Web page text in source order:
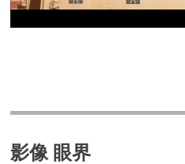
影像 眼界